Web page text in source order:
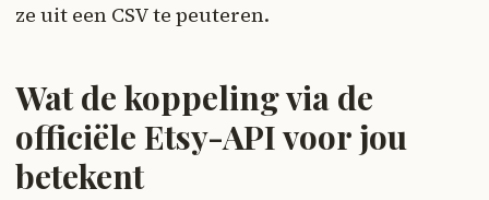
ze uit een CSV te peuteren.
Wat de koppeling via de
officiële Etsy-API voor jou
betekent